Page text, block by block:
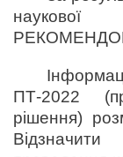
ПТ-2022
рішення)
Відзначити